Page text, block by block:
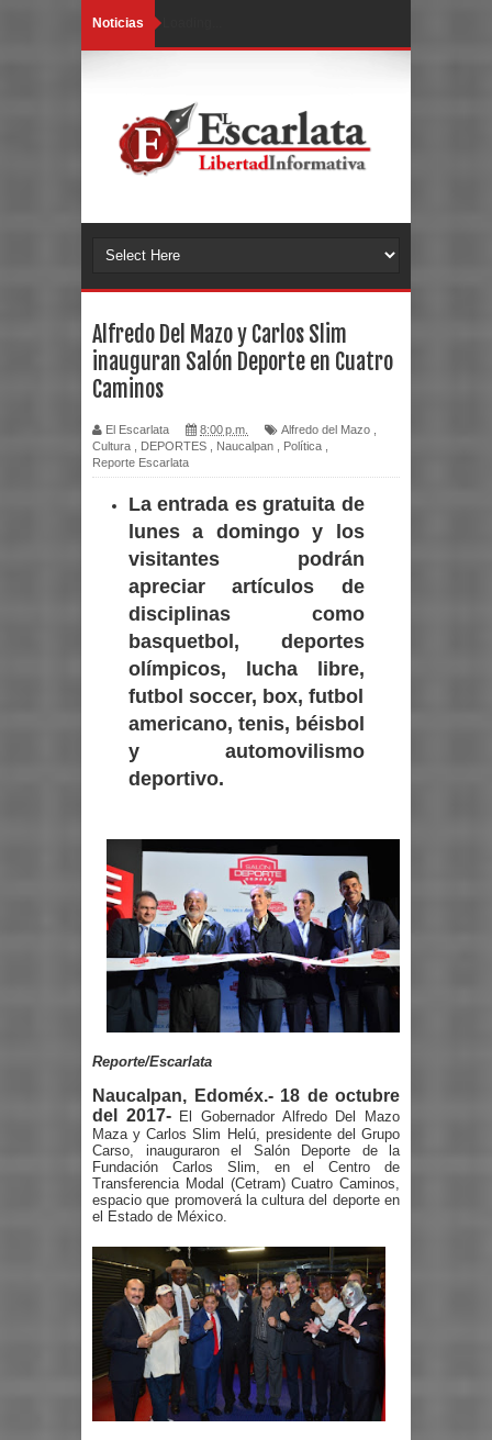
Noticias
Alfredo Del Mazo y Carlos Slim
inauguran Salón Deporte en Cuatro
Caminos
El Escarlata 8:00 p.m. Alfredo del Mazo
Cultura
DEPORTES Naucalpan Política
Reporte Escarlata
La entrada es gratuita de
lunes a domingo y los
visitantes podrán
apreciar artículos de
disciplinas como
basquetbol, deportes
olímpicos, lucha libre,
futbol soccer, box, futbol
americano, tenis, béisbol
y automovilismo
deportivo.
Reporte/Escarlata
Naucalpan, Edoméx.- 18 de octubre
del 2017-
El Gobernador Alfredo Del Mazo
Maza y Carlos Slim Helú, presidente del Grupo
Carso, inauguraron el Salón Deporte de la
Fundación Carlos Slim, en el Centro de
Transferencia Modal (Cetram) Cuatro Caminos,
espacio que promoverá la cultura del deporte en
el Estado de México.